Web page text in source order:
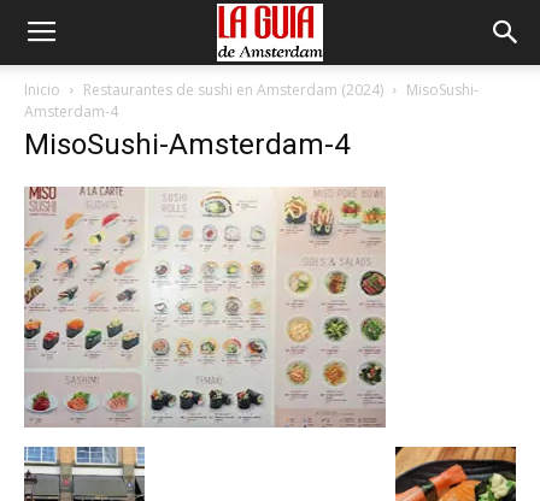
Inicio Restaurantes de sushi en Amsterdam (2024)
MisoSushi-
Amsterdam-4
MisoSushi-Amsterdam-4